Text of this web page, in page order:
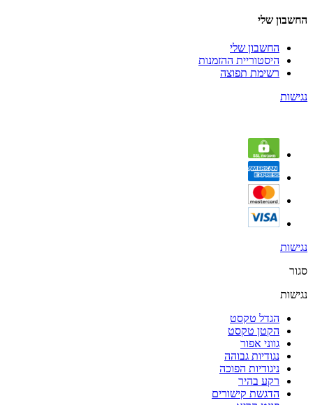
החשבון שלי
החשבון שלי
היסטוריית ההזמנות
רשימת תפוצה
נגישות
נגישות
סגור
נגישות
הגדל טקסט
הקטן טקסט
גווני אפור
נגודיות גבוהה
ניגודיות הפוכה
רקע בהיר
הדגשת קישורים